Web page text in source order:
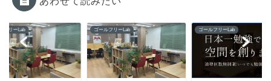
フリーLab ゴールフリーLab ゴールフリーLab